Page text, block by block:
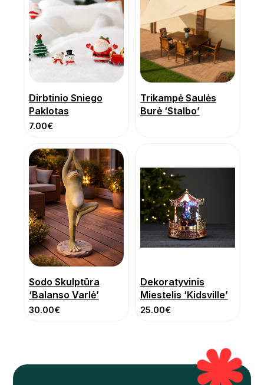
Dirbtinio Sniego
Paklotas
7.00€
Trikampė Saulės
Burė ‘Stalbo’
Sodo Skulptūra
‘Balanso Varlė’
30.00€
Dekoratyvinis
Miestelis ‘Kidsville’
25.00€